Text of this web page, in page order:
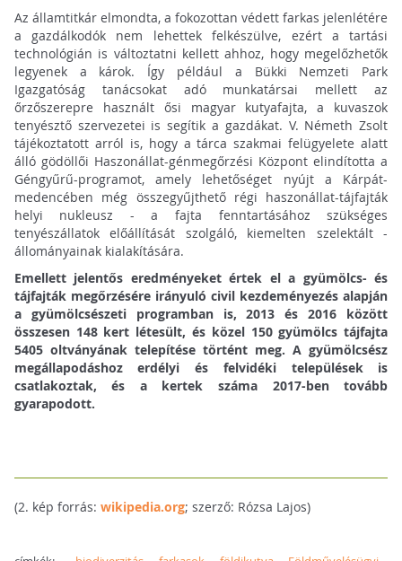
Az államtitkár elmondta, a fokozottan védett farkas jelenlétére
a gazdálkodók nem lehettek felkészülve, ezért a tartási
technológián is változtatni kellett ahhoz, hogy megelőzhetők
legyenek a károk. Így például a Bükki Nemzeti Park
Igazgatóság tanácsokat adó munkatársai mellett az
őrzőszerepre használt ősi magyar kutyafajta, a kuvaszok
tenyésztő szervezetei is segítik a gazdákat. V. Németh Zsolt
tájékoztatott arról is, hogy a tárca szakmai felügyelete alatt
álló gödöllői Haszonállat-génmegőrzési Központ elindította a
Géngyűrű-programot, amely lehetőséget nyújt a Kárpát-
medencében még összegyűjthető régi haszonállat-tájfajták
helyi nukleusz - a fajta fenntartásához szükséges
tenyészállatok előállítását szolgáló, kiemelten szelektált -
állományainak kialakítására.
Emellett jelentős eredményeket értek el a gyümölcs- és
tájfajták megőrzésére irányuló civil kezdeményezés alapján
a gyümölcsészeti programban is, 2013 és 2016 között
összesen 148 kert létesült, és közel 150 gyümölcs tájfajta
5405 oltványának telepítése történt meg. A gyümölcsész
megállapodáshoz erdélyi és felvidéki települések is
csatlakoztak, és a kertek száma 2017-ben tovább
gyarapodott.
(2. kép forrás: wikipedia.org; szerző: Rózsa Lajos)